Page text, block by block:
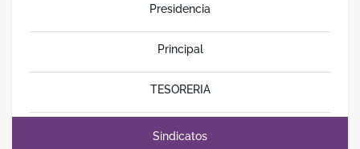
Presidencia
Principal
TESORERIA
Sindicatos